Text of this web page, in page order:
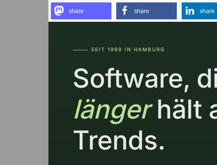
share share share
―――-- SEIT 1999 IN HAMBURG
Software,
längerhält
Trends.